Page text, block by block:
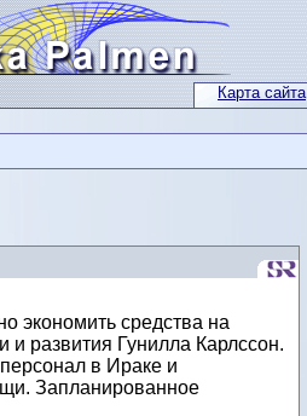
Карта сайта
экономить средства на
развития Гунилла Карлссон.
в Ираке и
Запланированное